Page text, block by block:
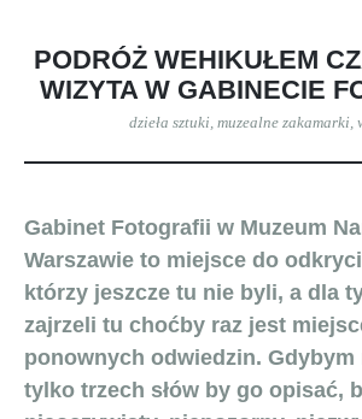
PODRÓŻ WEHIKUŁEM
WIZYTA W GABINECIE
dzieła sztuki muzealne zakamarki
Gabinet Fotografii w Muzeum
Warszawie to miejsce do
którzy jeszcze tu nie byli, a dla
zajrzeli tu choćby raz jest
ponownych odwiedzin. Gdybym
tylko trzech słów by go opisać,